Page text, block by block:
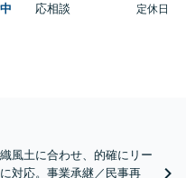
応相談
定休日
風土に合わせ、的確にリー
対応。事業承継／民事再